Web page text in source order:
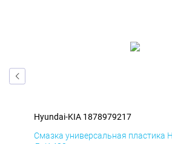
Hyundai-KIA 1878979217
Смазка универсальная пластика